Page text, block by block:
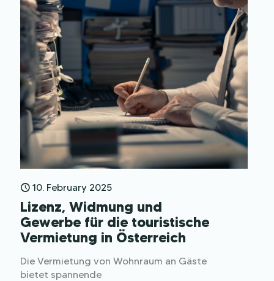
10. February 2025
Lizenz, Widmung und
Gewerbe für die touristische
Vermietung in Österreich
Die Vermietung von Wohnraum an Gäste
bietet spannende